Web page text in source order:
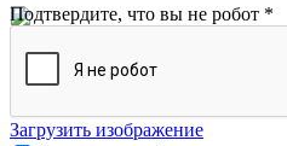
Подтвердите, что вы не робот *
Загрузить изображение